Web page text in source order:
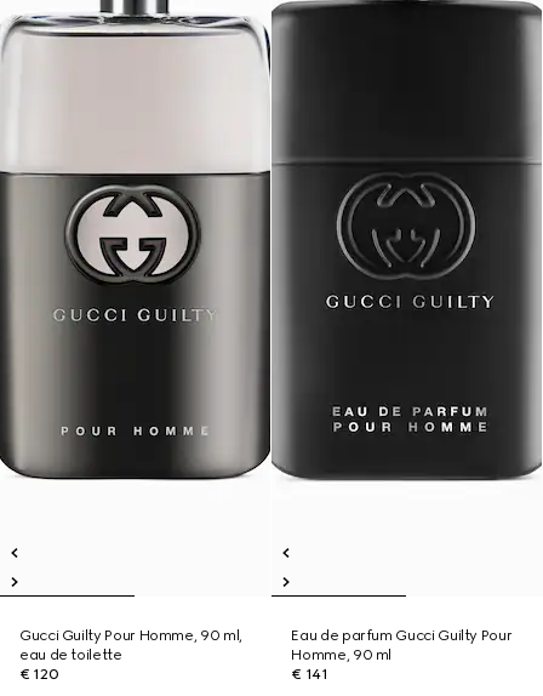
Gucci Guilty Pour Homme, 90 ml,
eau de toilette
€ 120
Eau de parfum Gucci Guilty Pour
Homme, 90 ml
€ 141